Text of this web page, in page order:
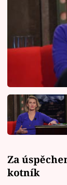
Za
kotník